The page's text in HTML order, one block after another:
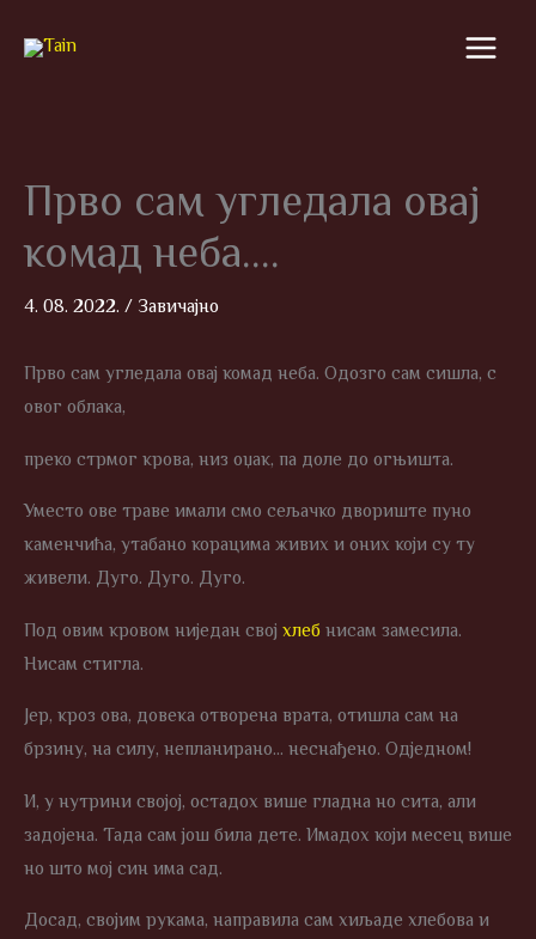
Прво сам угледала овај
комад неба….
4. 08. 2022. / Завичајно
Прво сам угледала овај комад неба. Одозго сам сишла, с
овог облака,
преко стрмог крова, низ оџак, па доле до огњишта.
Уместо ове траве имали смо сељачко двориште пуно
каменчића, утабано корацима живих и оних који су ту
живели. Дуго. Дуго. Дуго.
Под овим кровом ниједан свој хлеб нисам замесила.
Нисам стигла.
Јер, кроз ова, довека отворена врата, отишла сам на
брзину, на силу, непланирано… неснађено. Одједном!
И, у нутрини својој, остадох више гладна но сита, али
задојена. Тада сам још била дете. Имадох који месец више
но што мој син има сад.
Досад, својим рукама, направила сам хиљаде хлебова и